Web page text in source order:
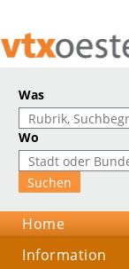
Was
Wo
Home
Information